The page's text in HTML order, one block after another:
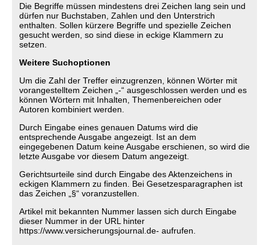
Die Begriffe müssen mindestens drei Zeichen lang sein und
dürfen nur Buchstaben, Zahlen und den Unterstrich
enthalten. Sollen kürzere Begriffe und spezielle Zeichen
gesucht werden, so sind diese in eckige Klammern zu
setzen.
Weitere Suchoptionen
Um die Zahl der Treffer einzugrenzen, können Wörter mit
vorangestelltem Zeichen „-“ ausgeschlossen werden und es
können Wörtern mit Inhalten, Themenbereichen oder
Autoren kombiniert werden.
Durch Eingabe eines genauen Datums wird die
entsprechende Ausgabe angezeigt. Ist an dem
eingegebenen Datum keine Ausgabe erschienen, so wird die
letzte Ausgabe vor diesem Datum angezeigt.
Gerichtsurteile sind durch Eingabe des Aktenzeichens in
eckigen Klammern zu finden. Bei Gesetzesparagraphen ist
das Zeichen „§“ voranzustellen.
Artikel mit bekannten Nummer lassen sich durch Eingabe
dieser Nummer in der URL hinter
https://www.versicherungsjournal.de- aufrufen.